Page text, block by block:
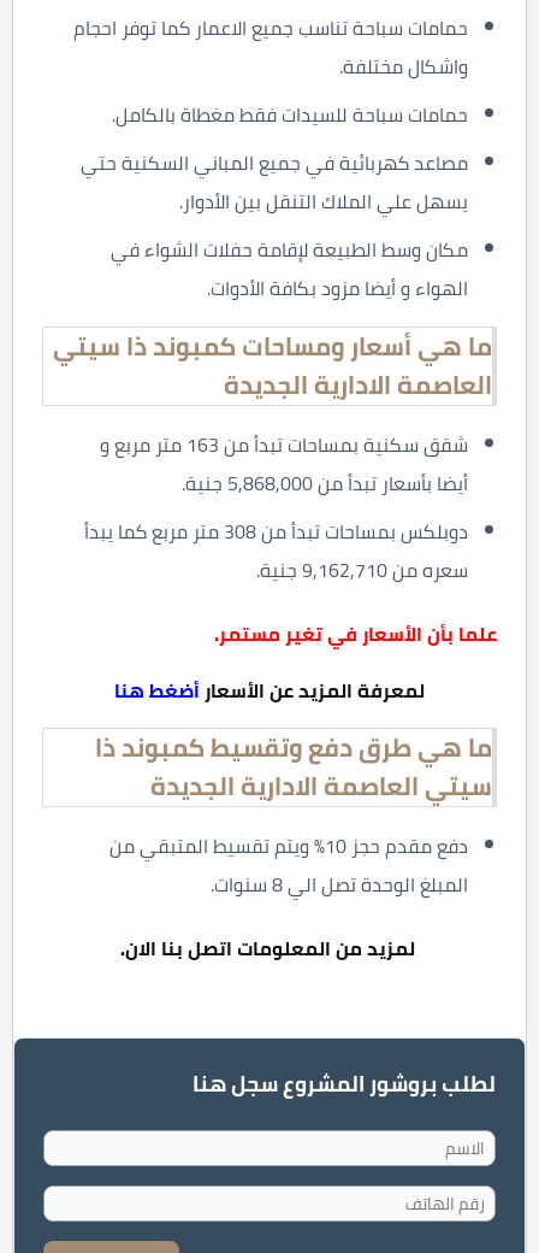
حمامات سباحة تناسب جميع الاعمار كما توفر احجام
واشكال مختلفة.
حمامات سباحة للسيدات فقط مغطاة بالكامل.
مصاعد كهربائية في جميع المباني السكنية حتي
يسهل علي الملاك التنقل بين الأدوار.
مكان وسط الطبيعة لإقامة حفلات الشواء في
الهواء و أيضا مزود بكافة الأدوات.
ما هي أسعار ومساحات كمبوند ذا سيتي
العاصمة الادارية الجديدة
شقق سكنية بمساحات تبدأ من 163 متر مربع و
أيضا بأسعار تبدأ من 5,868,000 جنية.
دوبلكس بمساحات تبدأ من 308 متر مربع كما يبدأ
سعره من 9,162,710 جنية.
علما بأنالأسعارفي تغير مستمر.
لمعرفة المزيد عن الأسعارأضغط هنا
ما هي طرق دفع وتقسيط كمبوند ذا
سيتي العاصمة الادارية الجديدة
دفع مقدم حجز 10% ويتم تقسيط المتبقي من
المبلغ الوحدة تصل الي 8 سنوات.
لمزيد من المعلومات اتصل بنا الان.
لطلب بروشور المشروع سجل هنا